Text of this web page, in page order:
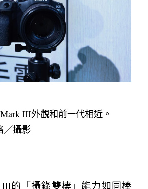
III外觀和前一代相近。
／攝影
III的「攝錄雙棲」能力如同棒